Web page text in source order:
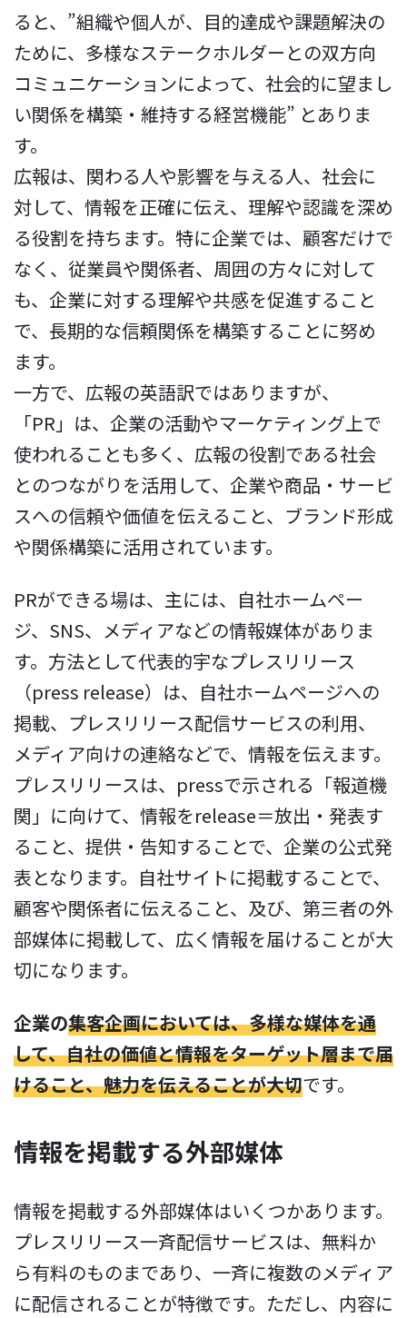
ると、”組織や個人が、目的達成や課題解決の
ために、多様なステークホルダーとの双方向
コミュニケーションによって、社会的に望まし
い関係を構築・維持する経営機能” とありま
す。
広報は、関わる人や影響を与える人、社会に
対して、情報を正確に伝え、理解や認識を深め
る役割を持ちます。特に企業では、顧客だけで
なく、従業員や関係者、周囲の方々に対して
も、企業に対する理解や共感を促進すること
で、長期的な信頼関係を構築することに努め
ます。
一方で、広報の英語訳ではありますが、
「PR」は、企業の活動やマーケティング上で
使われることも多く、広報の役割である社会
とのつながりを活用して、企業や商品・サービ
スへの信頼や価値を伝えること、ブランド形成
や関係構築に活用されています。
PRができる場は、主には、自社ホームペー
ジ、SNS、メディアなどの情報媒体がありま
す。方法として代表的宇なプレスリリース
（press release）は、自社ホームページへの
掲載、プレスリリース配信サービスの利用、
メディア向けの連絡などで、情報を伝えます。
プレスリリースは、pressで示される「報道機
関」に向けて、情報をrelease＝放出・発表す
ること、提供・告知することで、企業の公式発
表となります。自社サイトに掲載することで、
顧客や関係者に伝えること、及び、第三者の外
部媒体に掲載して、広く情報を届けることが大
切になります。
企業の集客企画においては、多様な媒体を通
して、自社の価値と情報をターゲット層まで届
けること、魅力を伝えることが大切です。
情報を掲載する外部媒体
情報を掲載する外部媒体はいくつかあります。
プレスリリース一斉配信サービスは、無料か
ら有料のものまであり、一斉に複数のメディア
に配信されることが特徴です。ただし、内容に